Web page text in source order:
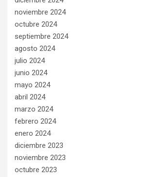
noviembre 2024
octubre 2024
septiembre 2024
agosto 2024
julio 2024
junio 2024
mayo 2024
abril 2024
marzo 2024
febrero 2024
enero 2024
diciembre 2023
noviembre 2023
octubre 2023